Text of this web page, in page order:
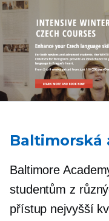
Baltimorská
Baltimore
studentům z
přístup nejvyšší